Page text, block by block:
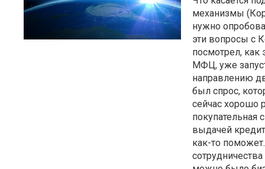
механизмы
нужно
эти вопросы с
посмотрел, как
МФЦ, уже
направлению
был спрос,
сейчас хорошо
покупательная
выдачей
как-то